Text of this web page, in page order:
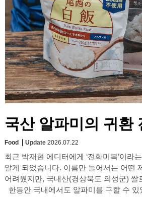
국산 알파미의 귀환
Food Update 2026.07.22
최근 박재현 에디터에게 ‘전화미복’이라
알게 되었습니다. 이름만 들어서는 어떤
어려웠지만, 국내산(경상북도 의성군) 쌀
한동안 국내에서도 알파미를 구할 수 있